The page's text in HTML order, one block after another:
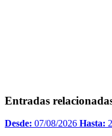
Entradas
Desde: 07/08/2026 Hasta: